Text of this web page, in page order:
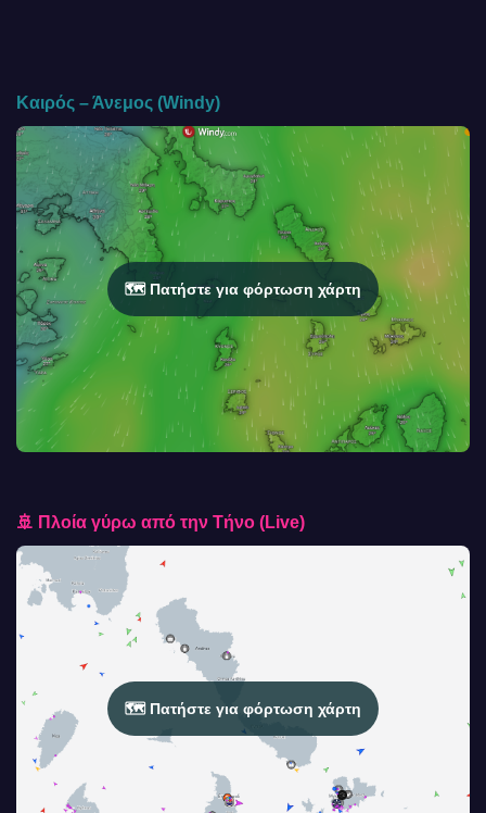
Καιρός – Άνεμος (Windy)
🗺️ Πατήστε για φόρτωση χάρτη
🚢 Πλοία γύρω από την Τήνο (Live)
🗺️ Πατήστε για φόρτωση χάρτη